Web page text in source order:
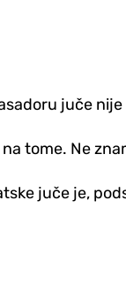
juče
tome. Ne
juče je,